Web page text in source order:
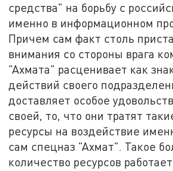
средства" на борьбу с
именно в информационном
Причем сам факт столь
внимания со стороны врага
"Ахмата" расценивает как
действий своего
доставляет особое
своей, то, что они тратят
ресурсы на воздействие
сам спецназ "Ахмат". Такое
количество ресурсов